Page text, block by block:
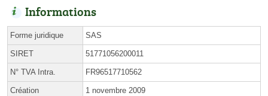
Informations
Forme juridique SAS
SIRET 51771056200011
N° TVA Intra. FR96517710562
Création 1 novembre 2009